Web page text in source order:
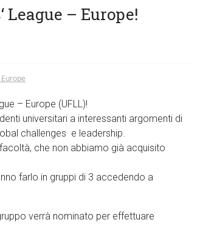
– Europe!
– Europe (UFLL)!
universitari a interessanti argomenti di
challenges e leadership.
che non abbiamo già acquisito
farlo in gruppi di 3 accedendo a
verrà nominato per effettuare